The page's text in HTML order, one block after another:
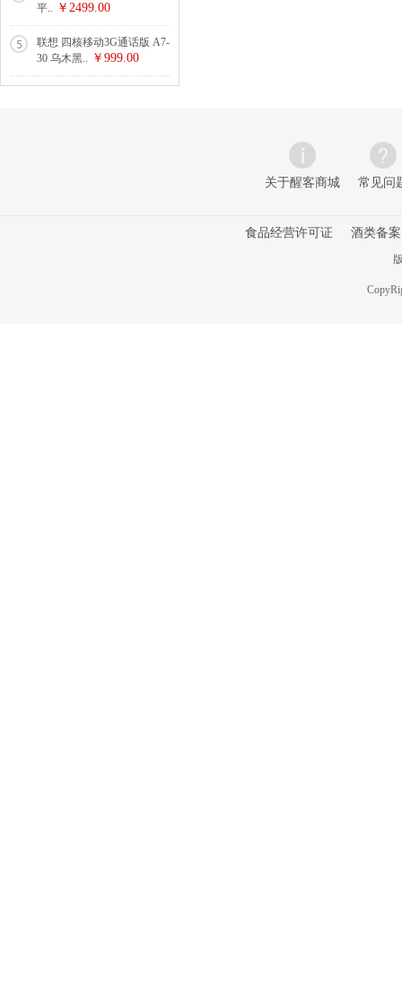
平.. ￥2499.00
联想 四核移动3G通话版 A7-
30 乌木黑.. ￥999.00
关于醒客商城 常见问
食品经营许可证 酒类备案